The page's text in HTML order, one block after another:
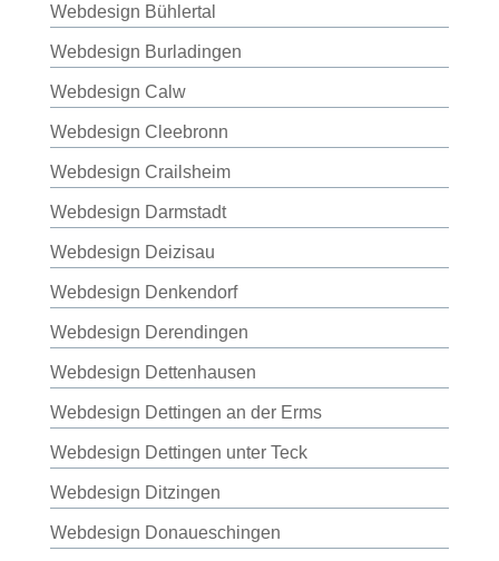
Webdesign Bühlertal
Webdesign Burladingen
Webdesign Calw
Webdesign Cleebronn
Webdesign Crailsheim
Webdesign Darmstadt
Webdesign Deizisau
Webdesign Denkendorf
Webdesign Derendingen
Webdesign Dettenhausen
Webdesign Dettingen an der Erms
Webdesign Dettingen unter Teck
Webdesign Ditzingen
Webdesign Donaueschingen